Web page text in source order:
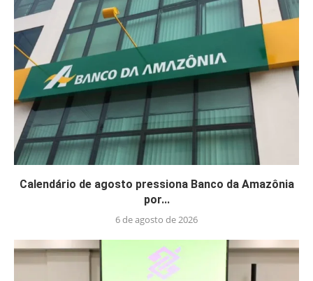
Calendário de agosto pressiona Banco da Amazônia
por...
6 de agosto de 2026